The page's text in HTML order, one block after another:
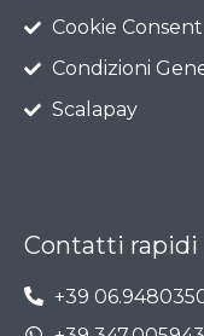
Cookie Consent
Condizioni
Scalapay
Contatti rapidi
+39